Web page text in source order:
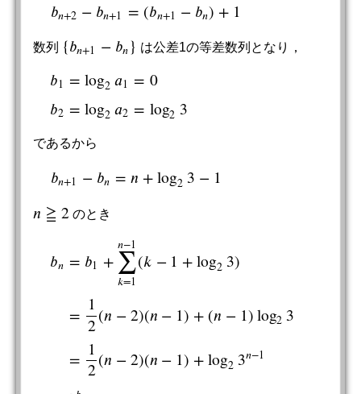
𝑏𝑛+2 − 𝑏𝑛+1 = (𝑏𝑛+1 − 𝑏𝑛) + 1
bn +2 −b n + 1=( bn+ 1− bn )+1
数列 {𝑏𝑛+1 − 𝑏𝑛}
{ bn+1 −bn} は公差1の等差数列となり，
𝑏1 = log2 𝑎1 = 0
𝑏2 = log2 𝑎2 = log2 3
であるから
𝑏𝑛+1 − 𝑏𝑛 = 𝑛 +log2 3 − 1
b n+1−b n= n+ log23−1
𝑛 ≧ 2
n ≧2 のとき
𝑏𝑛 = 𝑏1 +∑
𝑘=1
𝑛−1
(𝑘 − 1 +log2 3)
= 1
2(𝑛 −2)(𝑛 − 1) + (𝑛 − 1)log2 3
= 1
2(𝑛 −2)(𝑛 − 1) +log2 3𝑛−1
k= 1 (k− 1 2 12 2)( n− (n